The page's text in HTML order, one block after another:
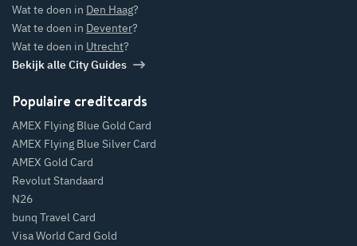
Wat te doen in Den Haag?
Wat te doen in Deventer?
Wat te doen in Utrecht?
Bekijk alle City Guides
Populaire creditcards
AMEX Flying Blue Gold Card
AMEX Flying Blue Silver Card
AMEX Gold Card
Revolut Standaard
N26
bunq Travel Card
Visa World Card Gold